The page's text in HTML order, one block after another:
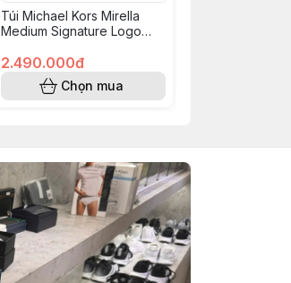
Túi Michael Kors Mirella
Medium Signature Logo
35R5G7ZT2B
2.490.000đ
Chọn mua